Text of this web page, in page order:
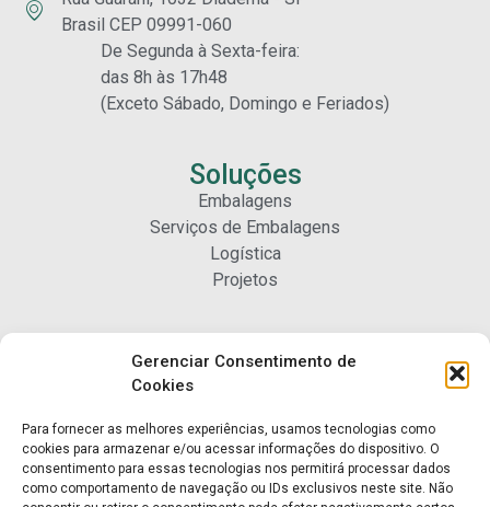
Gerenciar Consentimento de
Cookies
Para fornecer as melhores experiências, usamos tecnologias como
cookies para armazenar e/ou acessar informações do dispositivo. O
consentimento para essas tecnologias nos permitirá processar dados
como comportamento de navegação ou IDs exclusivos neste site. Não
Brasil CEP 09991-060
De Segunda à Sexta-feira:
das 8h às 17h48
(Exceto Sábado, Domingo e Feriados)
Soluções
Embalagens
Serviços de Embalagens
Logística
Projetos
Carreiras
Contato
Fale Conosco
Trabalhe Conosco